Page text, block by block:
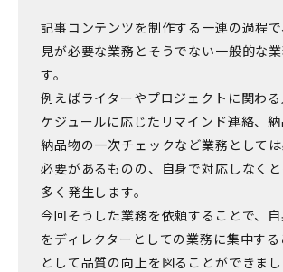
記事コンテンツを制作する一連の過程
見が必要な業務とそうでない一般的な
す。
例えばライターやプロジェクトに関わ
ケジュールに応じたリマインド連絡、
納品物の一次チェックなど業務として
必要があるものの、自身で対応しなく
多く発生します。
今回そうした業務を依頼することで、
をディレクターとしての業務に集中す
として品質の向上を図ることができまし